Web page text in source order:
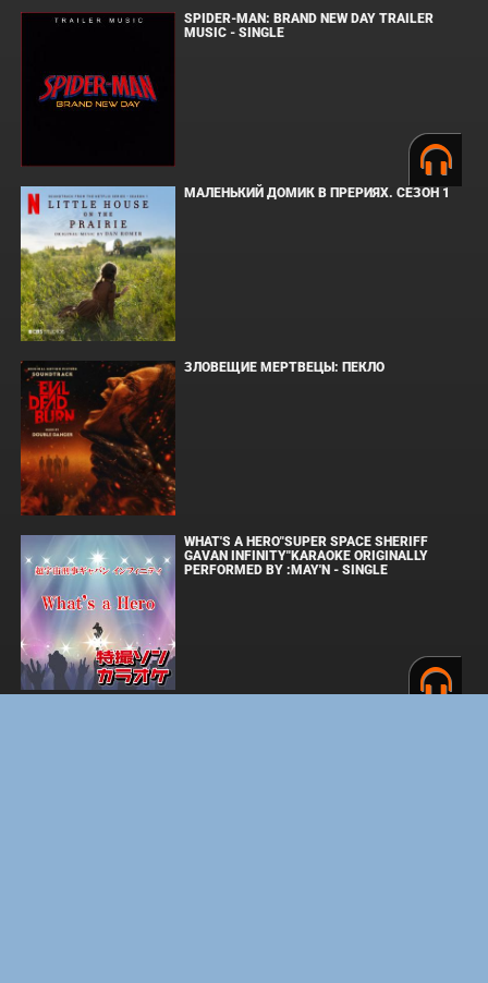
SPIDER-MAN: BRAND NEW DAY TRAILER
MUSIC - SINGLE
МАЛЕНЬКИЙ ДОМИК В ПРЕРИЯХ. СЕЗОН 1
ЗЛОВЕЩИЕ МЕРТВЕЦЫ: ПЕКЛО
WHAT'S A HERO"SUPER SPACE SHERIFF
GAVAN INFINITY"KARAOKE ORIGINALLY
PERFORMED BY :MAY'N - SINGLE